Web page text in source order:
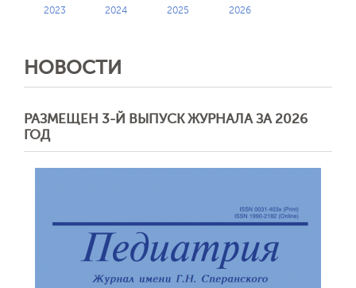
2023 2024 2025 2026
НОВОСТИ
РАЗМЕЩЕН 3-Й ВЫПУСК ЖУРНАЛА ЗА 2026
ГОД